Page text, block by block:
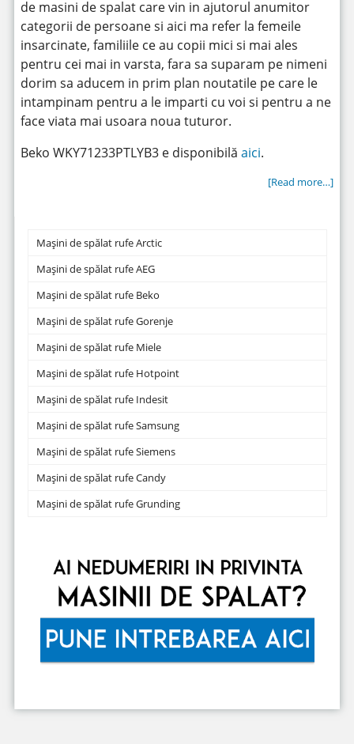
de masini de spalat care vin in ajutorul anumitor
categorii de persoane si aici ma refer la femeile
insarcinate, familiile ce au copii mici si mai ales
pentru cei mai in varsta, fara sa suparam pe nimeni
dorim sa aducem in prim plan noutatile pe care le
intampinam pentru a le imparti cu voi si pentru a ne
face viata mai usoara noua tuturor.
Beko WKY71233PTLYB3 e disponibilă aici.
[Read more…]
Mașini de spălat rufe Arctic
Mașini de spălat rufe AEG
Mașini de spălat rufe Beko
Mașini de spălat rufe Gorenje
Mașini de spălat rufe Miele
Mașini de spălat rufe Hotpoint
Mașini de spălat rufe Indesit
Mașini de spălat rufe Samsung
Mașini de spălat rufe Siemens
Mașini de spălat rufe Candy
Mașini de spălat rufe Grunding